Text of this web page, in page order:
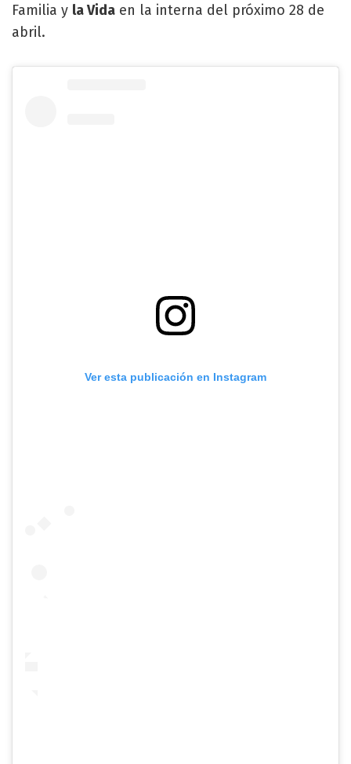
Familia y la Vida en la interna del próximo 28 de
abril.
Ver esta publicación en Instagram